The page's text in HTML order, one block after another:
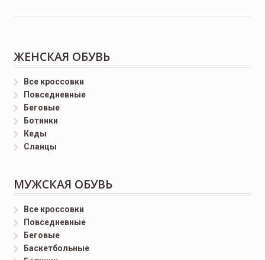
ЖЕНСКАЯ ОБУВЬ
Все кроссовки
Повседневные
Беговые
Ботинки
Кеды
Сланцы
МУЖСКАЯ ОБУВЬ
Все кроссовки
Повседневные
Беговые
Баскетбольные